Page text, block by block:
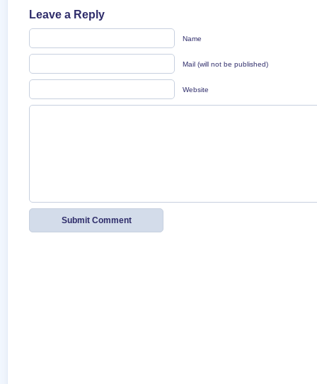
Leave a Reply
Name
Mail (will not be published)
Website